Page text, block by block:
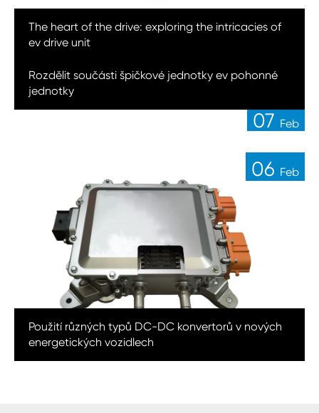
14
The heart of the drive: exploring the intricacies of
ev drive unit
07 Feb
Rozdělit součásti špičkové jednotky ev pohonné
jednotky
06 Feb
Použití různých typů DC-DC konvertorů v nových
energetických vozidlech